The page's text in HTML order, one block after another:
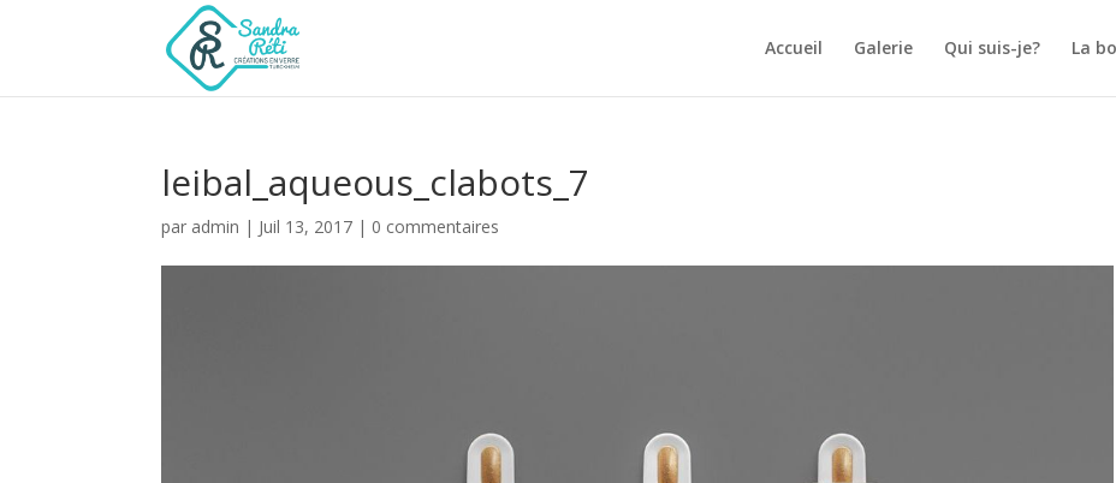
Accueil Galerie Qui suis-je? La
leibal_aqueous_clabots_7
par admin | Juil 13, 2017 | 0 commentaires